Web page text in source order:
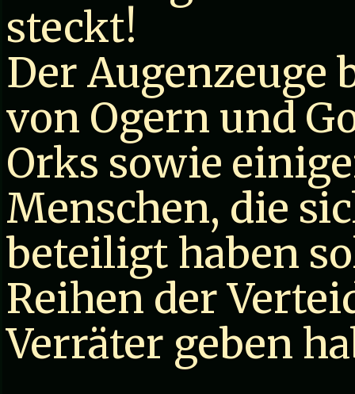
steckt!
Der Augenzeuge
von Ogern und
Orks sowie
Menschen, die
beteiligt haben
Reihen der
Verräter geben